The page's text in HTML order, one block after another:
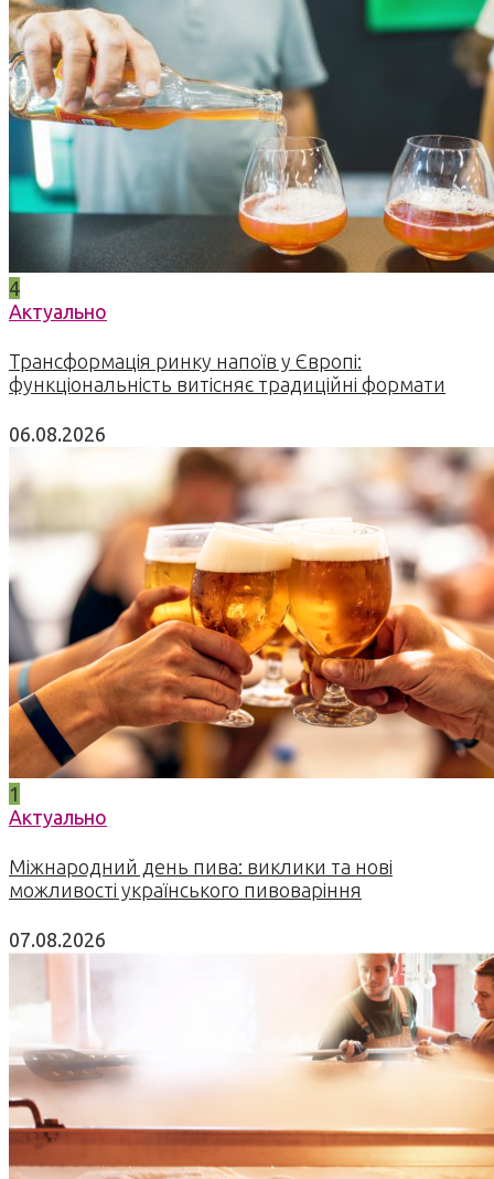
4
Актуально
Трансформація ринку напоїв у Європі:
функціональність витісняє традиційні формати
06.08.2026
1
Актуально
Міжнародний день пива: виклики та нові
можливості українського пивоваріння
07.08.2026